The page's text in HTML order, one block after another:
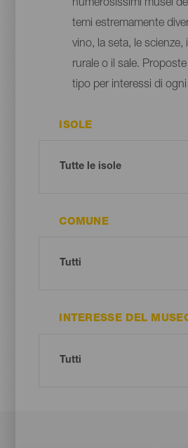
numerosissimi musei
temi estremamente
vino, la seta, le scienze,
rurale o il sale.
tipo per interessi di
ISOLE
COMUNE
INTERESSE DEL